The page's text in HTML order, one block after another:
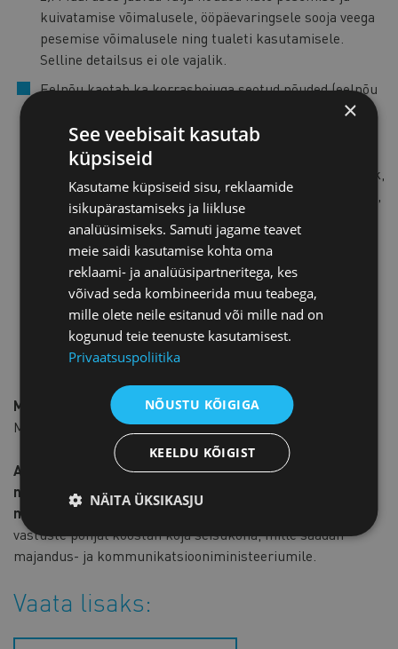
kuivatamise võimalusele, ööpäevaringsele sooja veega
pesemise võimalusele ning tualeti kasutamisele.
Selline detailsus ei ole vajalik.
Eelnõu kaotab ka korrashoiuga seotud nõuded (eelnõu
§ 1 punkt 2). Kehtiv määrus sisaldab väga detailseid
nõudeid majutusettevõtte ruumide puhastamiseks,
õhutamiseks, desinfitseerimiseks ning rätikute ja
voodipesu vahetamiseks. Selline detailsus ei ole vajalik,
kuna hügieeninõuete eesmärk on tagada ohutu teenus,
mitte ette kirjutada konkreetseid töövõtteid. Piisav on
üldnõue tagada majutusettevõttes elementaarne
hügieen. Detailsete hügieenisätete väljajätmine ei
tähenda hügieeni tagamise kohustuse kadumist.
Nakkushaiguste ennetamise ja tõrje seadus sätestab
üldise kohustuse vältida olukordi, mis võivad
põhjustada nakkushaiguste levikut konkreetseid
toiminguid ette kirjutamata.
Millal jõustuvad muudatused?
Muudatused jõustuvad eelnõu kohaselt 2026. aasta 1. mail.
Anna teada, mida arvad majutusteenuse osutamise
nõuete leevendamisest. Vastust ootan hiljemalt 18.
märtsiks e-posti aadressile
Ettevõtete
vastuste põhjal koostan koja seisukoha, mille saadan
majandus- ja kommunikatsiooniministeeriumile.
Vaata lisaks:
×
See veebisait kasutab
küpsiseid
Kasutame küpsiseid sisu, reklaamide
isikupärastamiseks ja liikluse
analüüsimiseks. Samuti jagame teavet
meie saidi kasutamise kohta oma
reklaami- ja analüüsipartneritega, kes
võivad seda kombineerida muu teabega,
mille olete neile esitanud või mille nad on
kogunud teie teenuste kasutamisest.
Privaatsuspoliitika
NÕUSTU KÕIGIGA
KEELDU KÕIGIST
NÄITA ÜKSIKASJU